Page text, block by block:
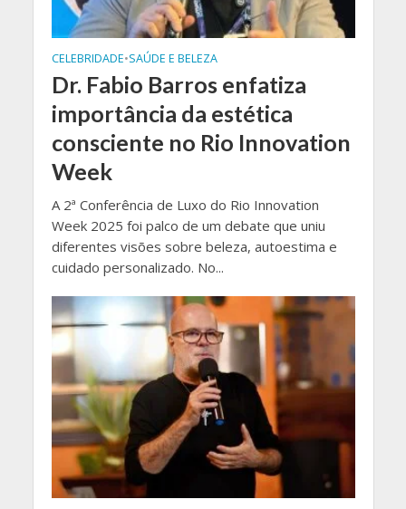
CELEBRIDADE•SAÚDE E BELEZA
Dr. Fabio Barros enfatiza
importância da estética
consciente no Rio Innovation
Week
A 2ª Conferência de Luxo do Rio Innovation
Week 2025 foi palco de um debate que uniu
diferentes visões sobre beleza, autoestima e
cuidado personalizado. No...